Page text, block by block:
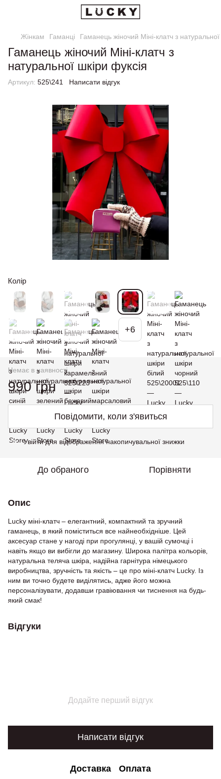
Жінкам Гаманці Гаманець жіночий Міні-клатч з
Гаманець жіночий Міні-клатч з
натуральної шкіри фуксія
Артикул: 525\241 Написати відгук
Колір
+6
Немає в наявності
990 грн
Повідомити, коли з'явиться
% Увійтидля відображення накопичувальної знижки
До обраного Порівняти
Опис
Lucky міні-клатч – елегантний, компактний та зручний
гаманець, в який поміститься все найнеобхідніше. Цей
аксесуар стане у нагоді при прогулянці, у вашій сумочці і
навіть якщо ви вибігли до магазину. Широка палітра кольорів,
натуральна теляча шкіра, надійна гарнітура німецького
виробництва, зручність та якість – це про міні-клатч Lucky. Із
ним ви точно будете виділятись, адже його можна
персоналізувати, додавши гравіювання чи тиснення на будь-
який смак!
Відгуки
Додайте перший відгук
Написати відгук
Доставка Оплата